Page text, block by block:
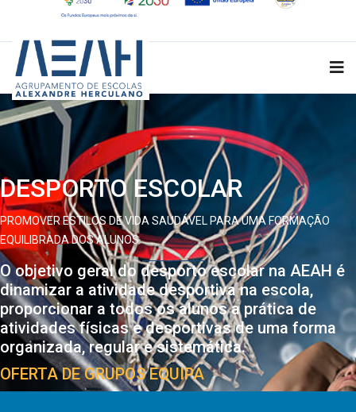
DESPORTO ESCOLAR
PROMOVER ESTILOS DE VIDA SAUDÁVEL PARA UMA FORMAÇÃO
EQUILIBRADA DOS ALUNOS
O objetivo geral do desporto escolar na AEAH é
dinamizar a atividade desportiva na escola,
proporcionar a todos os alunos a prática de
atividades físicas e desportivas de uma forma
organizada, regular e sistemática.
OFERTA DE GRUPOS EQUIPA